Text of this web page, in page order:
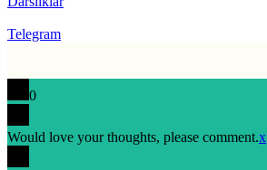
Telegram
0
Would love your thoughts, please comment.x